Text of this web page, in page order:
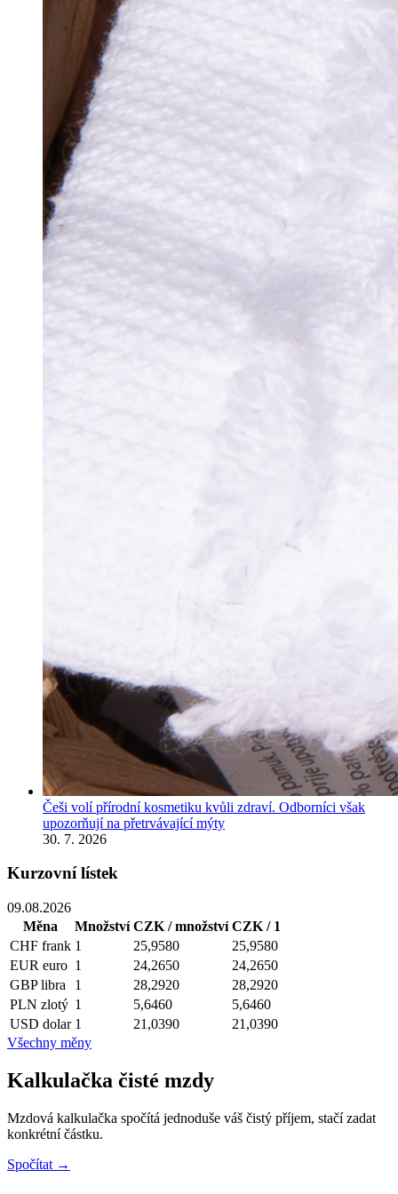
Češi volí přírodní kosmetiku kvůli zdraví. Odborníci však
upozorňují na přetrvávající mýty
30. 7. 2026
Kurzovní lístek
09.08.2026
Měna
Množství CZK / množství CZK / 1
CHF frank 1 25,9580
25,9580
EUR euro 1 24,2650
24,2650
GBP libra 1 28,2920
28,2920
PLN zlotý 1 5,6460
5,6460
USD dolar 1 21,0390
21,0390
Všechny měny
Kalkulačka čisté mzdy
Mzdová kalkulačka spočítá jednoduše váš čistý příjem, stačí zadat
konkrétní částku.
Spočítat →